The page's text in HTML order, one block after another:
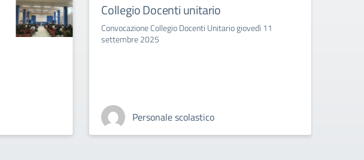
Collegio Docenti unitario
Convocazione Collegio Docenti Unitario giovedì 11
settembre 2025
Personale scolastico